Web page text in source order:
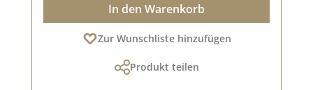
In den Warenkorb
Zur Wunschliste hinzufügen
Produkt teilen